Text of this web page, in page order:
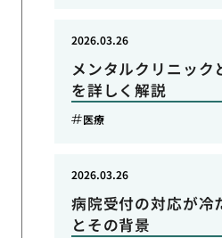
メンタルクリニック
を詳しく解説
2026.03.26
医療
病院受付の対応が冷
とその背景
2026.03.26